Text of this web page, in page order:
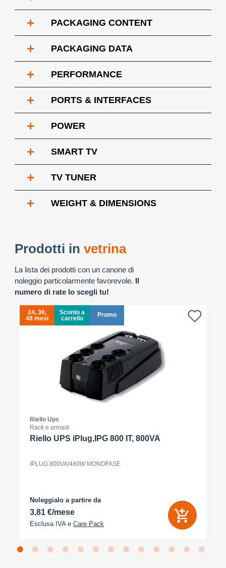
+ PACKAGING CONTENT
+ PACKAGING DATA
+ PERFORMANCE
+ PORTS & INTERFACES
+ POWER
+ SMART TV
+ TV TUNER
+ WEIGHT & DIMENSIONS
Prodotti in vetrina
La lista dei prodotti con un canone di
noleggio particolarmente favorevole. Il
numero di rate lo scegli tu!
24, 36,
48 mesi
Sconto a
carrello
Promo
Riello Ups
Rack e armadi
Riello UPS iPlug,IPG 800 IT, 800VA
IPLUG 800VA/480W MONOFASE
Noleggialo a partire da
3,81 €/mese
Esclusa IVA e Care Pack